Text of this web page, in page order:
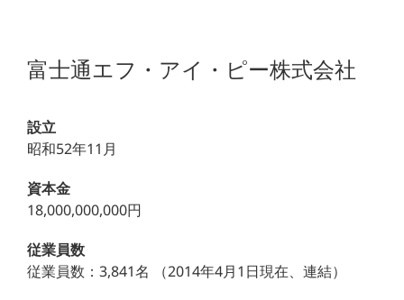
富士通エフ・アイ・ピー株式会社
設立
昭和52年11月
資本金
18,000,000,000円
従業員数
従業員数：3,841名 （2014年4月1日現在、連結）